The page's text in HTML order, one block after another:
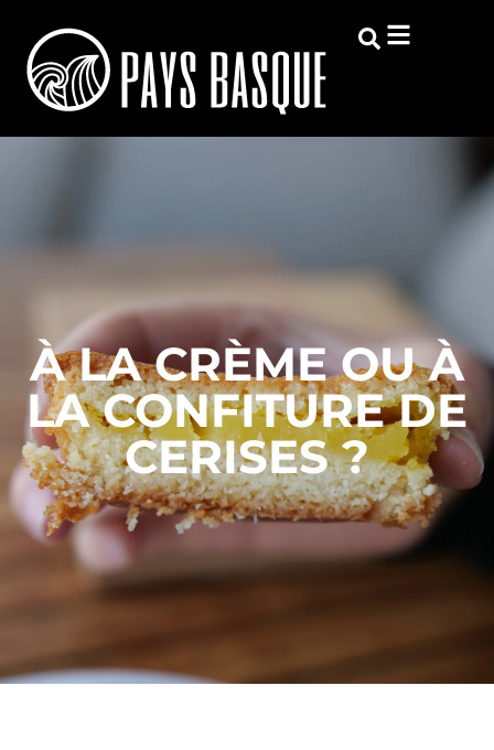
À LA CRÈME OU À
LA CONFITURE DE
CERISES ?